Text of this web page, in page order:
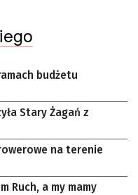
budżetu
Stary Żagań z
na terenie
Ruch, a my mamy